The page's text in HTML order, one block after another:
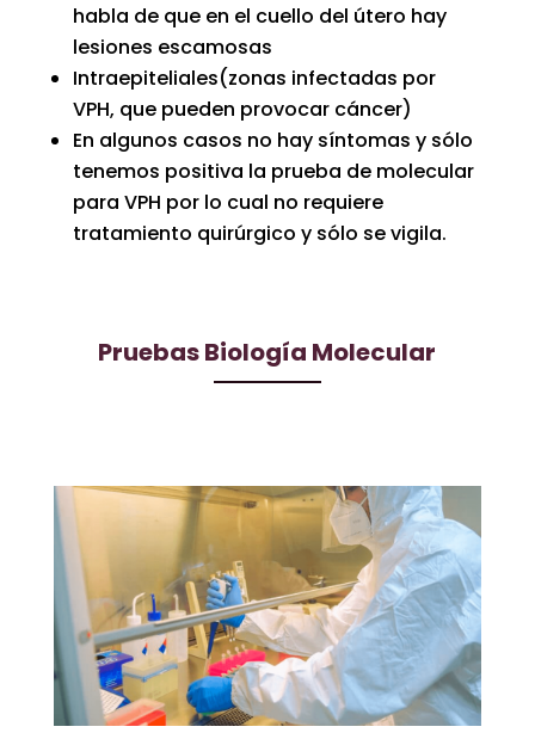
habla de que en el cuello del útero hay
lesiones escamosas
Intraepiteliales(zonas infectadas por
VPH, que pueden provocar cáncer)
En algunos casos no hay síntomas y sólo
tenemos positiva la prueba de molecular
para VPH por lo cual no requiere
tratamiento quirúrgico y sólo se vigila.
Pruebas Biología Molecular